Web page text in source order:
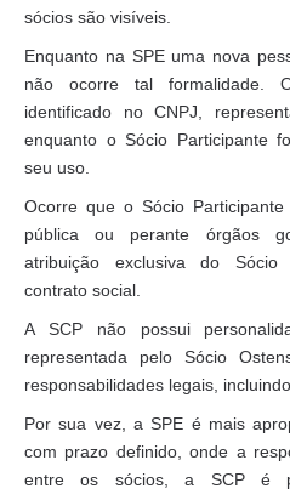
sócios são visíveis.
Enquanto na SPE uma nova
não ocorre tal formalidade.
identificado no CNPJ,
enquanto o Sócio Participante
seu uso.
Ocorre que o Sócio
pública ou perante órgãos
atribuição exclusiva do Sócio
contrato social.
A SCP não possui
representada pelo Sócio
responsabilidades legais,
Por sua vez, a SPE é mais
com prazo definido, onde a
entre os sócios, a SCP é